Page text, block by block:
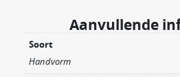
Aanvullende
Soort
Handvorm